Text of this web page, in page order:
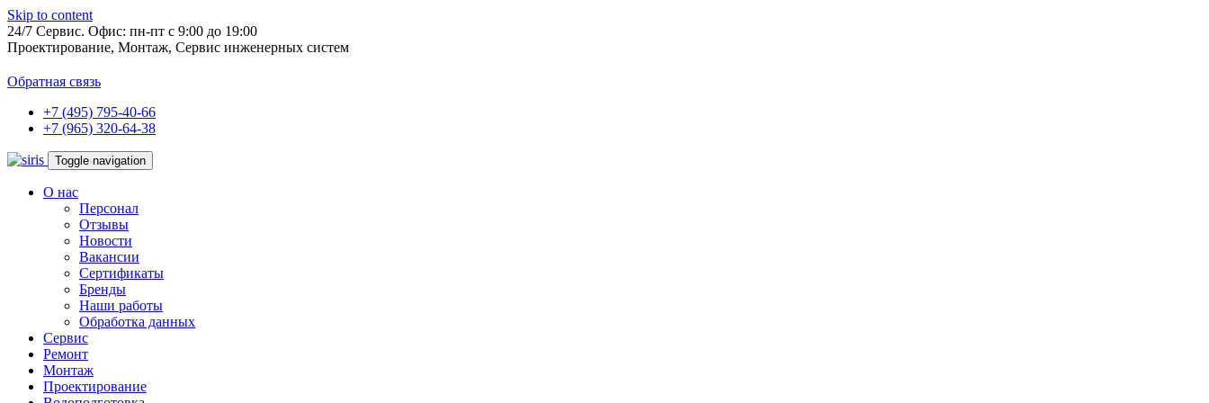
Skip to content
24/7 Сервис. Офис: пн-пт с 9:00 до 19:00
Проектирование, Монтаж, Сервис инженерных систем
Обратная связь
+7 (495) 795-40-66
+7 (965) 320-64-38
Toggle navigation
О нас
Персонал
Отзывы
Новости
Вакансии
Сертификаты
Бренды
Наши работы
Обработка данных
Сервис
Ремонт
Монтаж
Проектирование